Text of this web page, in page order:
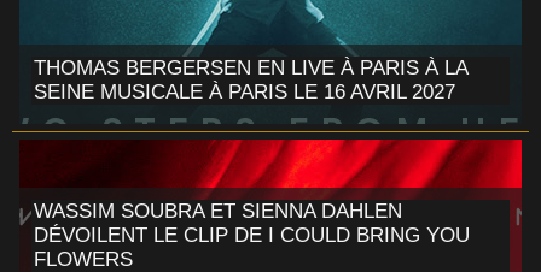
THOMAS BERGERSEN EN LIVE À PARIS À LA
SEINE MUSICALE À PARIS LE 16 AVRIL 2027
WASSIM SOUBRA ET SIENNA DAHLEN
DÉVOILENT LE CLIP DE I COULD BRING YOU
FLOWERS